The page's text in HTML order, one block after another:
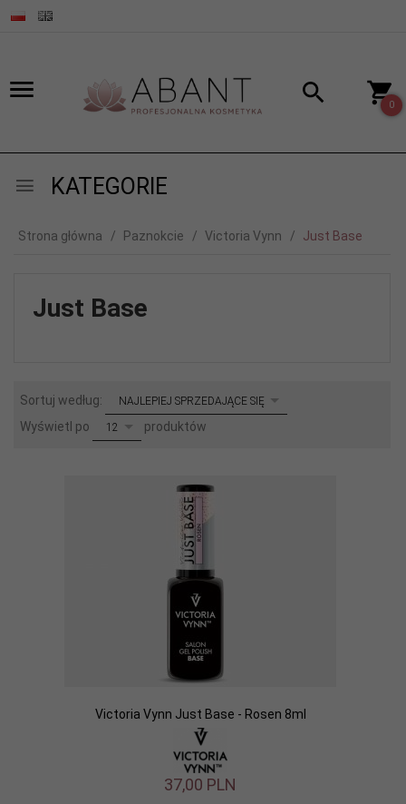
0
KATEGORIE
Strona główna Paznokcie Victoria Vynn Just Base
Just Base
Sortuj według: sortNAJLEPIEJ SPRZEDAJĄCE SIĘ
Wyświetl po pop12 produktów
Victoria Vynn Just Base - Rosen 8ml
37,00 PLN